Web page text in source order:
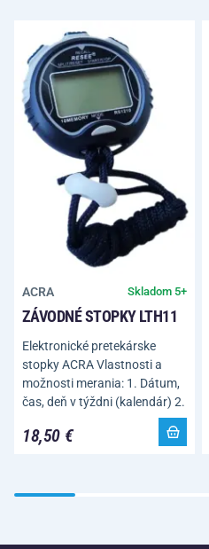
ACRA Skladom 5+
ZÁVODNÉ STOPKY LTH11
Elektronické pretekárske
stopky ACRA Vlastnosti a
možnosti merania: 1. Dátum,
čas, deň v týždni (kalendár) 2.
18,50 €